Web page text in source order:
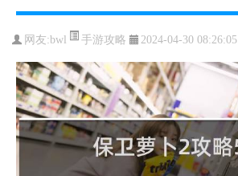
网友:bwl 手游攻略 2024-04-30 08:26:05